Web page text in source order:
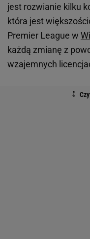
jest rozwianie kilku
która jest
Premier League w
każdą zmianę z
wzajemnych